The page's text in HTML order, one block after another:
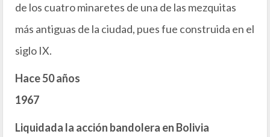
de los cuatro minaretes de una de las mezquitas
más antiguas de la ciudad, pues fue construida en el
siglo IX.
Hace 50 años
1967
Liquidada la acción bandolera en Bolivia